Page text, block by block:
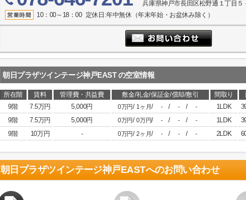
兵庫県神戸市長田区松野通１丁目
10：00～18：00 定休日:年中無休（年末年始・お盆休み除く）
朝日プラザツインテージ神戸EAST の空室情報
所在階 賃料 管理費・共益費 敷金/礼金/保証金/償却/敷引 間取り
9階
7.5万円 5,000円 0万円/ 1ヶ月/ - / - / - 1LDK
9階
7.5万円 5,000円 0万円/0万円/ - / - / - 1LDK
9階
10万円 - 0万円/2ヶ月/ - / - / - 2LDK
朝日プラザツインテージ神戸EASTへのお問い合わせ